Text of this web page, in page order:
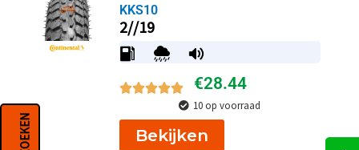
KKS10
2//19
€28.44
10 op voorraad
Bekijken